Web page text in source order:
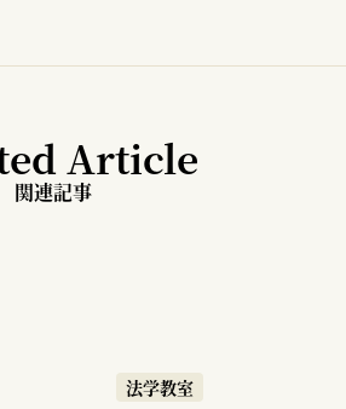
Article
関連記事
法学教室